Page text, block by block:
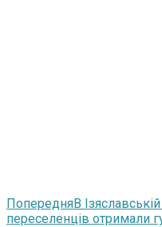
ПопередняВ
переселенців отримали